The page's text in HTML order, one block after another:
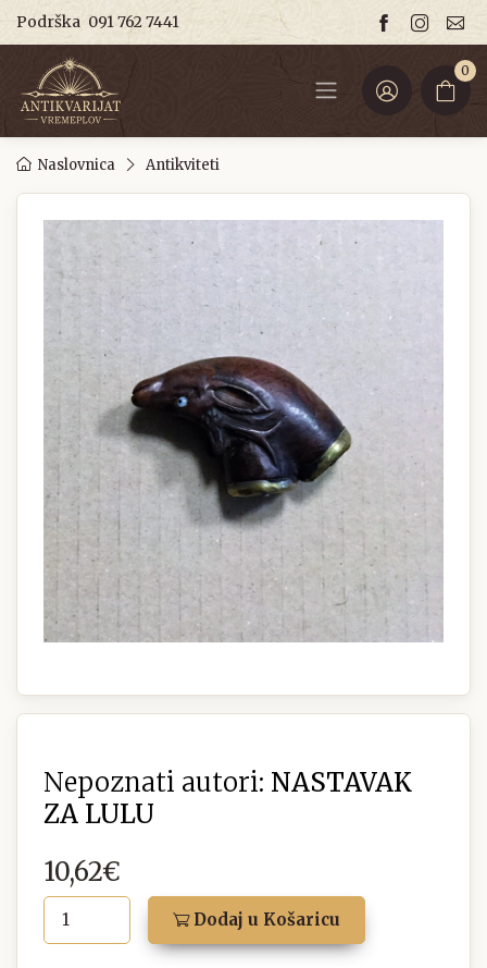
Podrška 091 762 7441
0
Naslovnica Antikviteti
Nepoznati autori: NASTAVAK
ZA LULU
10,62€
Dodaj u Košaricu